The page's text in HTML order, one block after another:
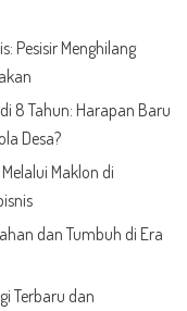
Pesisir Menghilang
8 Tahun: Harapan Baru
Desa?
Maklon di
dan Tumbuh di Era
Terbaru dan